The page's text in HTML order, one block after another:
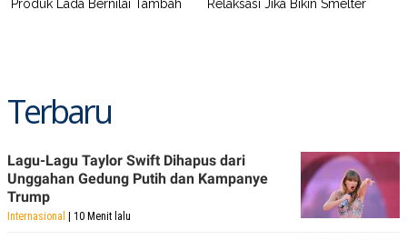
Produk Lada Bernilai Tambah
Relaksasi Jika Bikin Smelter
Terbaru
Lagu-Lagu Taylor Swift Dihapus dari
Unggahan Gedung Putih dan Kampanye
Trump
Internasional | 10 Menit lalu